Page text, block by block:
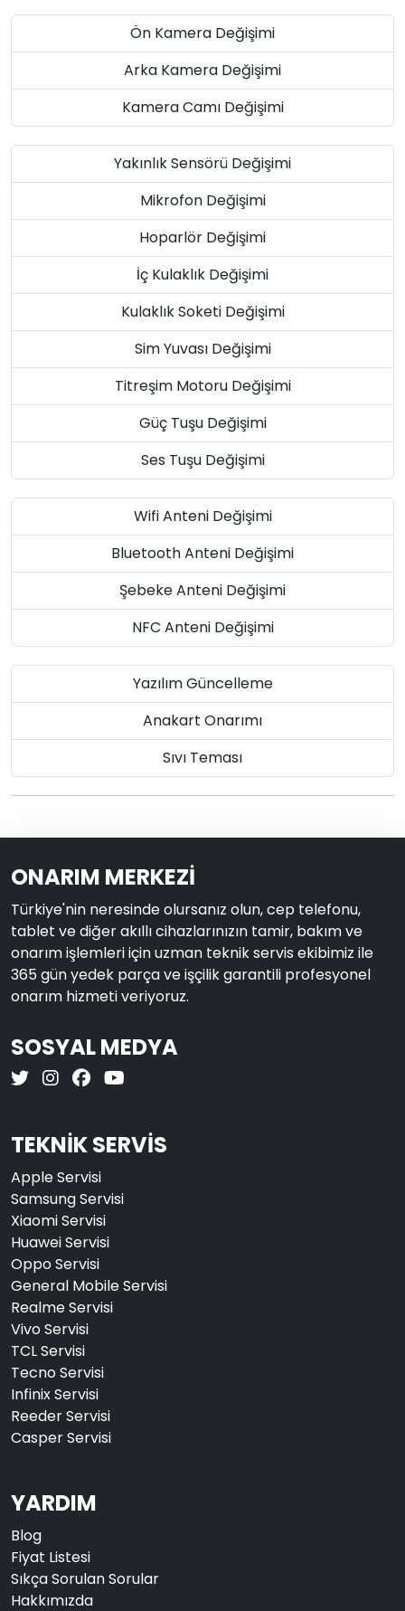
Ön Kamera Değişimi
Arka Kamera Değişimi
Kamera Camı Değişimi
Yakınlık Sensörü Değişimi
Mikrofon Değişimi
Hoparlör Değişimi
İç Kulaklık Değişimi
Kulaklık Soketi Değişimi
Sim Yuvası Değişimi
Titreşim Motoru Değişimi
Güç Tuşu Değişimi
Ses Tuşu Değişimi
Wifi Anteni Değişimi
Bluetooth Anteni Değişimi
Şebeke Anteni Değişimi
NFC Anteni Değişimi
Yazılım Güncelleme
Anakart Onarımı
Sıvı Teması
ONARIM MERKEZİ
Türkiye'nin neresinde olursanız olun, cep telefonu,
tablet ve diğer akıllı cihazlarınızın tamir, bakım ve
onarım işlemleri için uzman teknik servis ekibimiz ile
365 gün yedek parça ve işçilik garantili profesyonel
onarım hizmeti veriyoruz.
SOSYAL MEDYA
TEKNİK SERVİS
Apple Servisi
Samsung Servisi
Xiaomi Servisi
Huawei Servisi
Oppo Servisi
General Mobile Servisi
Realme Servisi
Vivo Servisi
TCL Servisi
Tecno Servisi
Infinix Servisi
Reeder Servisi
Casper Servisi
YARDIM
Blog
Fiyat Listesi
Sıkça Sorulan Sorular
Hakkımızda